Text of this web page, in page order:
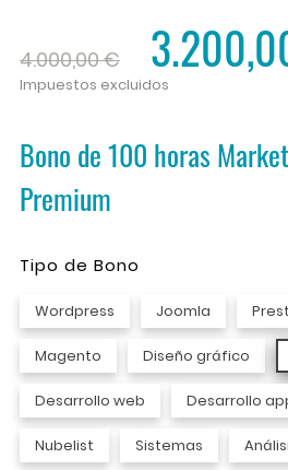
4.000,00 €
Impuestos excluidos
Bono de 100 horas
Premium
Tipo de Bono
Wordpress Joomla
Magento Diseño gráfico
Desarrollo web Desarrollo
Nubelist Sistemas